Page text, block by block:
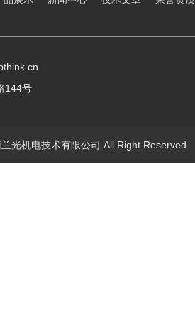
144号
光机电技术有限公司 All Right